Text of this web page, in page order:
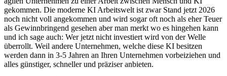
gekommen. Die moderne KI Arbeitswelt ist zwar Stand jetzt 2026
noch nicht voll angekommen und wird sogar oft noch als eher Teuer
als Gewinnbringend gesehen aber man merkt wo es hingehen kann
und ich sage auch: Wer jetzt nicht investiert wird von der Welle
überrollt. Weil andere Unternehmen, welche diese KI besitzen
werden dann in 3-5 Jahren an Ihren Unternehmen vorbeiziehen und
alles günstiger, schneller und präziser anbieten.